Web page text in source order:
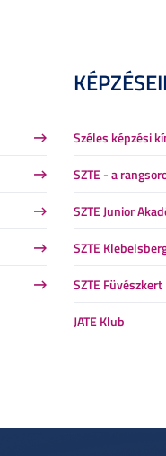
Széles képzési
SZTE - a
SZTE Junior
SZTE
SZTE Füvészkert
JATE Klub